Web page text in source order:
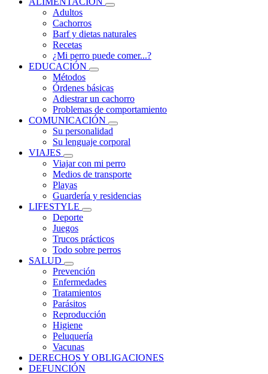
Adultos
Cachorros
Barf y dietas naturales
Recetas
¿Mi perro puede comer...?
EDUCACIÓN
Métodos
Órdenes básicas
Adiestrar un cachorro
Problemas de comportamiento
COMUNICACIÓN
Su personalidad
Su lenguaje corporal
VIAJES
Viajar con mi perro
Medios de transporte
Playas
Guardería y residencias
LIFESTYLE
Deporte
Juegos
Trucos prácticos
Todo sobre perros
SALUD
Prevención
Enfermedades
Tratamientos
Parásitos
Reproducción
Higiene
Peluquería
Vacunas
DERECHOS Y OBLIGACIONES
DEFUNCIÓN